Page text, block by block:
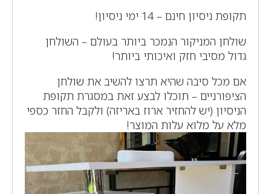
תקופת ניסיון חינם – 14 ימי ניסיון!
שולחן המניקור הנמכר ביותר בעולם – השולחן
גדול מסיבי חזק ואיכותי ביותר!
אם מכל סיבה שהיא תרצו להשיב את שולחן
הציפורניים – תוכלו לבצע זאת במסגרת תקופת
הניסיון (יש להחזיר ארוז באריזה) ולקבל החזר כספי
מלא על מלוא עלות המוצר!